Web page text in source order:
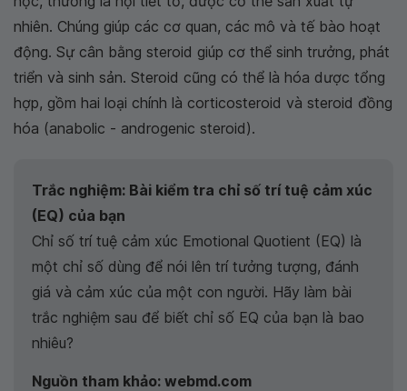
nhiên. Chúng giúp các cơ quan, các mô và tế bào hoạt
động. Sự cân bằng steroid giúp cơ thể sinh trưởng, phát
triển và sinh sản. Steroid cũng có thể là hóa dược tổng
hợp, gồm hai loại chính là corticosteroid và steroid đồng
hóa (anabolic - androgenic steroid).
Trắc nghiệm: Bài kiểm tra chỉ số trí tuệ cảm xúc
(EQ) của bạn
Chỉ số trí tuệ cảm xúc Emotional Quotient (EQ) là
một chỉ số dùng để nói lên trí tưởng tượng, đánh
giá và cảm xúc của một con người. Hãy làm bài
trắc nghiệm sau để biết chỉ số EQ của bạn là bao
nhiêu?
Nguồn tham khảo: webmd.com